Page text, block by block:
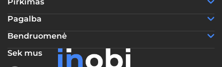
Pagalba
Bendruomenė
Sek mus